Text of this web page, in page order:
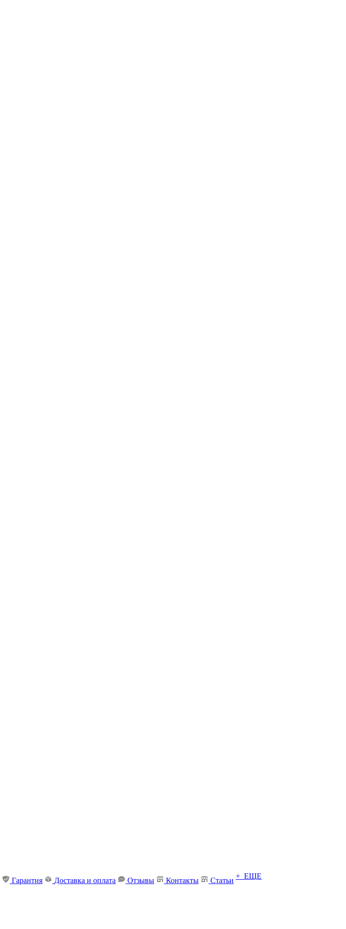
Гарантия Доставка и оплата Отзывы Контакты Статьи
+ ЕЩЕ